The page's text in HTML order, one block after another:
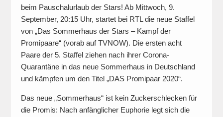
beim Pauschalurlaub der Stars! Ab Mittwoch, 9.
September, 20:15 Uhr, startet bei RTL die neue Staffel
von „Das Sommerhaus der Stars – Kampf der
Promipaare“ (vorab auf TVNOW). Die ersten acht
Paare der 5. Staffel ziehen nach ihrer Corona-
Quarantäne in das neue Sommerhaus in Deutschland
und kämpfen um den Titel „DAS Promipaar 2020“.
Das neue „Sommerhaus“ ist kein Zuckerschlecken für
die Promis: Nach anfänglicher Euphorie legt sich die